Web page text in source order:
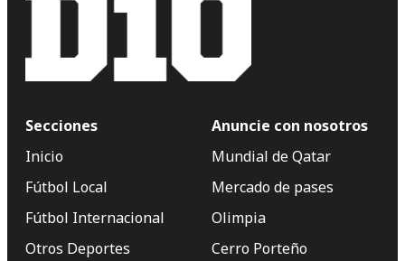
Secciones
Inicio
Fútbol Local
Fútbol Internacional
Otros Deportes
Anuncie con nosotros
Mundial de Qatar
Mercado de pases
Olimpia
Cerro Porteño